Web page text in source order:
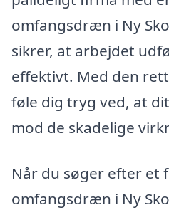
omfangsdræn i Ny
sikrer, at arbejdet
effektivt. Med den
føle dig tryg ved, at
mod de skadelige
Når du søger efter et
omfangsdræn i Ny